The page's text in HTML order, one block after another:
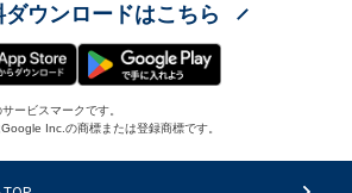
ダウンロードはこちら
ービスマークです。
Inc.の商標または登録商標です。